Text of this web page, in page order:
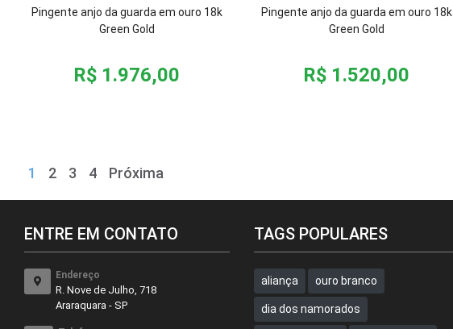
Pingente anjo da guarda em ouro 18k
Green Gold
R$ 1.976,00
Pingente anjo da guarda em ouro 18k
Green Gold
R$ 1.520,00
1 2 3 4 Próxima
ENTRE EM CONTATO
Endereço
R. Nove de Julho, 718
Araraquara - SP
TAGS POPULARES
aliança ouro branco
dia dos namorados